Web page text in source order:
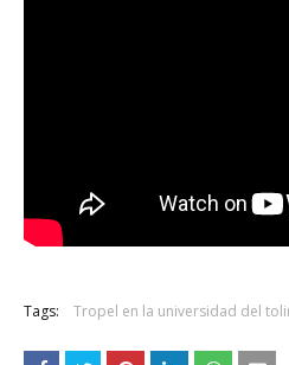
Tags: Tropel en la universidad del